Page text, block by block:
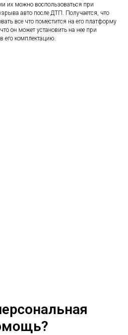
их можно воспользоваться при
авто после ДТП. Получается, что
все что поместится на его платформу
он может установить на нее при
его комплектацию.